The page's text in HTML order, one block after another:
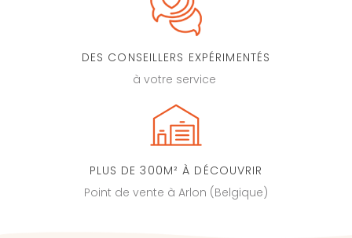
DES CONSEILLERS EXPÉRIMENTÉS
à votre service
PLUS DE 300M² À DÉCOUVRIR
Point de vente à Arlon (Belgique)